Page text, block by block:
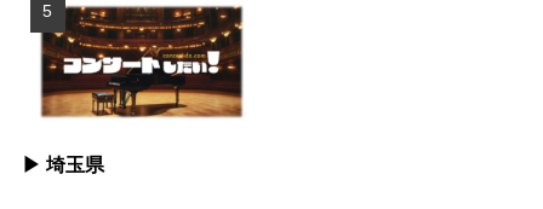
▶︎ 埼玉県